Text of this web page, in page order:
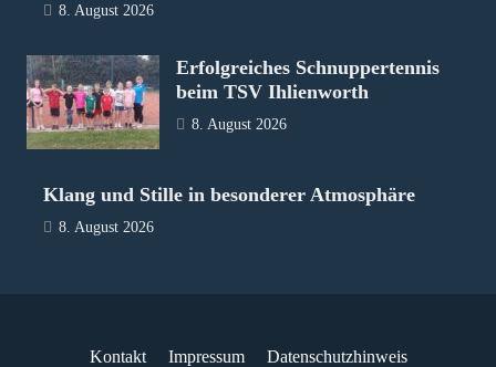
8. August 2026
Erfolgreiches Schnuppertennis
beim TSV Ihlienworth
8. August 2026
Klang und Stille in besonderer Atmosphäre
8. August 2026
Kontakt Impressum
Datenschutzhinweis